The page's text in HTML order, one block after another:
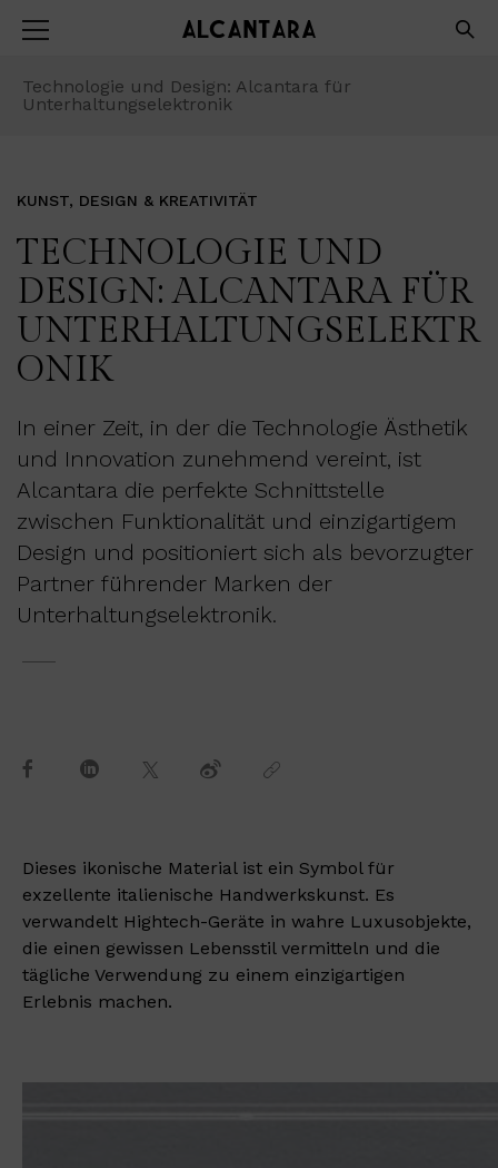
Technologie und Design: Alcantara für
Unterhaltungselektronik
KUNST, DESIGN & KREATIVITÄT
TECHNOLOGIE UND
DESIGN: ALCANTARA FÜR
UNTERHALTUNGSELEKTR
ONIK
In einer Zeit, in der die Technologie Ästhetik
und Innovation zunehmend vereint, ist
Alcantara die perfekte Schnittstelle
zwischen Funktionalität und einzigartigem
Design und positioniert sich als bevorzugter
Partner führender Marken der
Unterhaltungselektronik.
Dieses ikonische Material ist ein Symbol für
exzellente italienische Handwerkskunst. Es
verwandelt Hightech-Geräte in wahre Luxusobjekte,
die einen gewissen Lebensstil vermitteln und die
tägliche Verwendung zu einem einzigartigen
Erlebnis machen.